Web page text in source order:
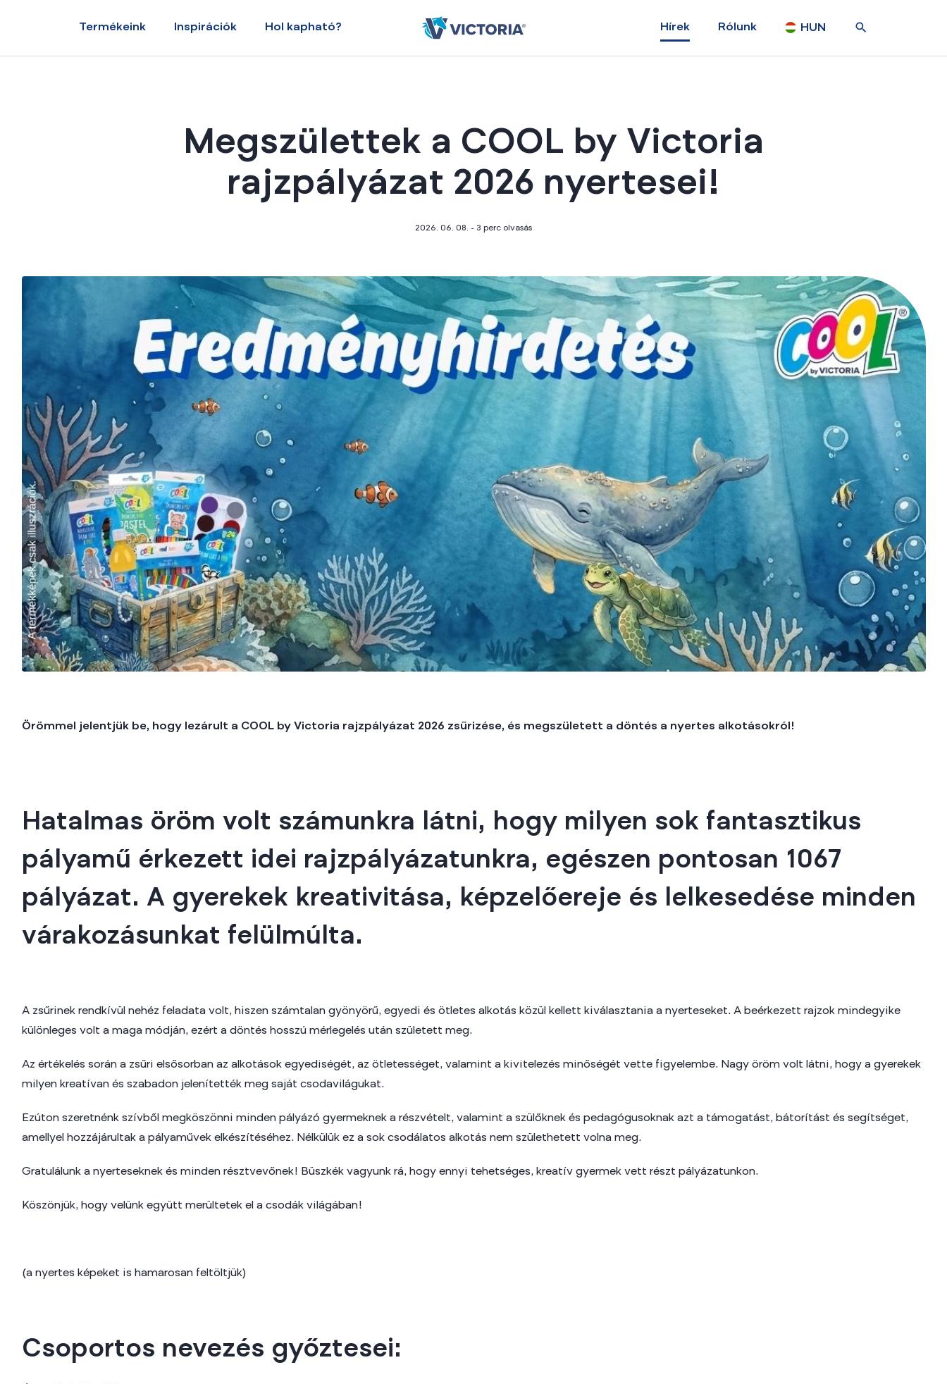
Termékeink Inspirációk Hol kapható? Hírek Rólunk HUN
Megszülettek a COOL by Victoria
rajzpályázat 2026 nyertesei!
2026. 06. 08. - 3 perc olvasás
Örömmel jelentjük be, hogy lezárult a COOL by Victoria rajzpályázat 2026 zsűrizése, és megszületett a döntés a nyertes alkotásokról!
Hatalmas öröm volt számunkra látni, hogy milyen sok fantasztikus
pályamű érkezett idei rajzpályázatunkra, egészen pontosan 1067
pályázat. A gyerekek kreativitása, képzelőereje és lelkesedése minden
várakozásunkat felülmúlta.
A zsűrinek rendkívül nehéz feladata volt, hiszen számtalan gyönyörű, egyedi és ötletes alkotás közül kellett kiválasztania a nyerteseket. A beérkezett rajzok mindegyike
különleges volt a maga módján, ezért a döntés hosszú mérlegelés után született meg.
Az értékelés során a zsűri elsősorban az alkotások egyediségét, az ötletességet, valamint a kivitelezés minőségét vette figyelembe. Nagy öröm volt látni, hogy a gyerekek
milyen kreatívan és szabadon jelenítették meg saját csodavilágukat.
Ezúton szeretnénk szívből megköszönni minden pályázó gyermeknek a részvételt, valamint a szülőknek és pedagógusoknak azt a támogatást, bátorítást és segítséget,
amellyel hozzájárultak a pályaművek elkészítéséhez. Nélkülük ez a sok csodálatos alkotás nem születhetett volna meg.
Gratulálunk a nyerteseknek és minden résztvevőnek! Büszkék vagyunk rá, hogy ennyi tehetséges, kreatív gyermek vett részt pályázatunkon.
Köszönjük, hogy velünk együtt merültetek el a csodák világában!
(a nyertes képeket is hamarosan feltöltjük)
Csoportos nevezés győztesei: